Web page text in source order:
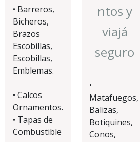
• Barreros,
Bicheros,
Brazos
Escobillas,
Escobillas,
Emblemas.
• Calcos
Ornamentos.
• Tapas de
Combustible
ntos y
viajá
seguro
•
Matafuegos,
Balizas,
Botiquines,
Conos,